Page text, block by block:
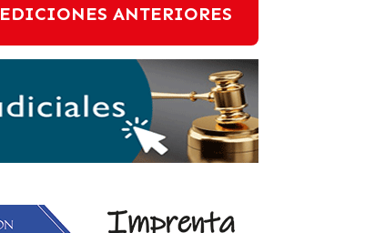
EDICIONES ANTERIORES